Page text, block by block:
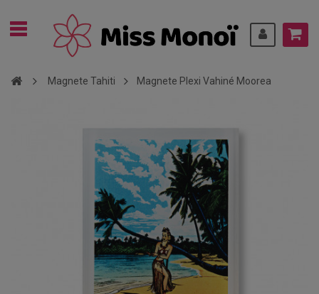
Magnete Tahiti Magnete Plexi Vahiné Moorea